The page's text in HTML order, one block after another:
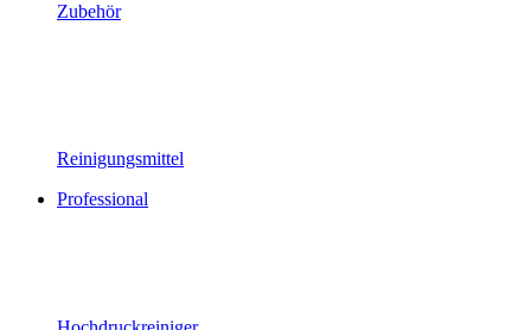
Zubehör
Reinigungsmittel
Professional